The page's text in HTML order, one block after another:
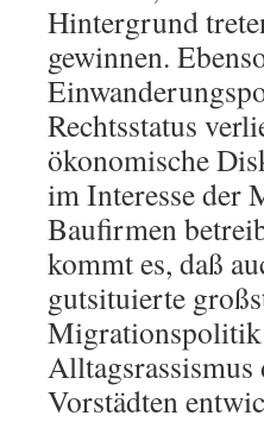
Hintergrund
gewinnen.
Rechtsstatus
ökonomische
im Interesse der
Baufirmen
kommt es, daß
gutsituierte
Migrationspolitik
Alltagsrassismus
Vorstädten